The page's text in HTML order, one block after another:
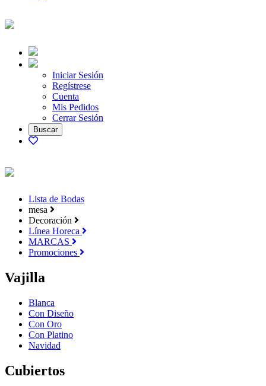
Iniciar Sesión
Regístrese
Cuenta
Mis Pedidos
Cerrar Sesión
Lista de Bodas
mesa
Decoración
Línea Horeca
MARCAS
Promociones
Vajilla
Blanca
Con Diseño
Con Oro
Con Platino
Navidad
Cubiertos